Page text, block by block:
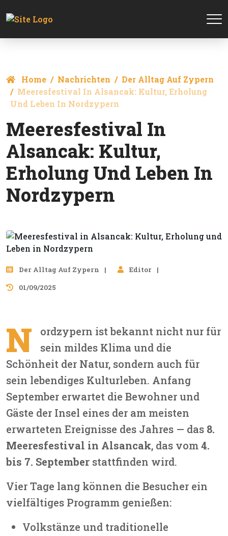
Home Nachrichten
Der Alltag Auf Zypern
Meeresfestival In Alsancak: Kultur, Erholung
Und Leben In Nordzypern
Meeresfestival In
Alsancak: Kultur,
Erholung Und Leben In
Nordzypern
Der Alltag Auf Zypern
Editor
01/09/2025
N
ordzypern ist bekannt nicht nur für
sein mildes Klima und die
Schönheit der Natur, sondern auch für
sein lebendiges Kulturleben. Anfang
September erwartet die Bewohner und
Gäste der Insel eines der am meisten
erwarteten Ereignisse des Jahres — das 8.
Meeresfestival in Alsancak, das vom4.
bis 7. September stattfinden wird.
Vier Tage lang können die Besucher ein
vielfältiges Programm genießen:
Volkstänze und traditionelle